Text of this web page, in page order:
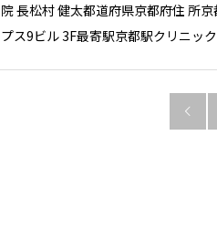
院 長松村 健太都道府県京都府住 所
プス9ビル 3F最寄駅京都駅クリニ
